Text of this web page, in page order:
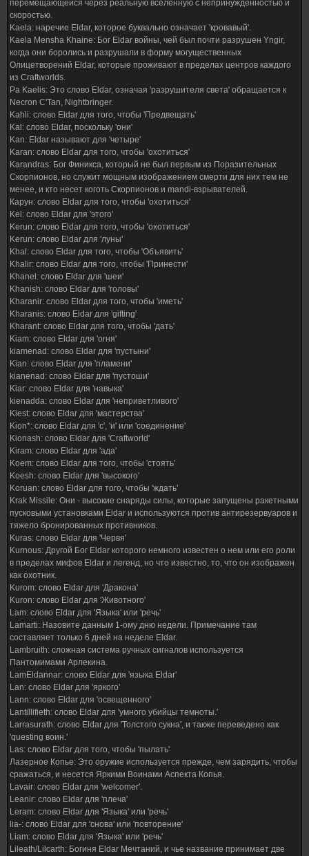
перемещающейся через реальную вселенную с непринужденностью и
скоростью.
Kaela: наречие Eldar, которое буквально означает 'кровавый'.
Kaela Mensha Khaine: Бог Eldar войны, чей был почти разрушен Yngir,
когда они боролись и разрушали в форму могущественных
Олицетворений Eldar, которые проживают в пределах центров каждого
из Craftworlds.
Ра Kaelis: Это слово Eldar, означая 'разрушителя света' обращается к
Necron C'Tan, Nightbringer.
Kahli: слово Eldar для того, чтобы 'Предвещать'
Kal: слово Eldar, поскольку 'они'
Kan: Eldar называют для 'четыре'
Karan: слово Eldar для того, чтобы 'охотиться'
Karandras: Бог Финикса, который не был первым из Поразительных
Скорпионов, но служит мощным изображением смерти для них тем не
менее, и кто несет коготь Скорпионов и mandi-взрывателей.
Карун: слово Eldar для того, чтобы 'охотиться'
Kel: слово Eldar для 'этого'
Kerun: слово Eldar для того, чтобы 'охотиться'
Kerun: слово Eldar для 'луны'
Khal: слово Eldar для того, чтобы 'Объявить'
Khalir: слово Eldar для того, чтобы 'Принести'
Khanel: слово Eldar для 'шеи'
Khanish: слово Eldar для 'головы'
Kharanir: слово Eldar для того, чтобы 'иметь'
Kharanis: слово Eldar для 'gifting'
Kharant: слово Eldar для того, чтобы 'дать'
Kiam: слово Eldar для 'огня'
kiamenad: слово Eldar для 'пустыни'
Kian: слово Eldar для 'пламени'
kianenad: слово Eldar для 'пустоши'
Kiar: слово Eldar для 'навыка'
kienadda: слово Eldar для 'неприветливого'
Kiest: слово Eldar для 'мастерства'
Kion*: слово Eldar для 'с', 'и' или 'соединение'
Kionash: слово Eldar для 'Craftworld'
Kiram: слово Eldar для 'ада'
Koem: слово Eldar для того, чтобы 'стоять'
Koesh: слово Eldar для 'высокого'
Koruan: слово Eldar для того, чтобы 'ждать'
Krak Missile: Они - высокие снаряды силы, которые запущены ракетными
пусковыми установками Eldar и используются против антирезервуаров и
тяжело бронированных противников.
Kuras: слово Eldar для 'Червя'
Kurnous: Другой Бог Eldar которого немного известен о нем или его роли
в пределах мифов Eldar и легенд, но что известно, то, что он изображен
как охотник.
Kurom: слово Eldar для 'Дракона'
Kuron: слово Eldar для 'Животного'
Lam: слово Eldar для 'Языка' или 'речь'
Lamarti: Назовите данным 1-ому дню недели. Примечание там
составляет только 6 дней на неделе Eldar.
Lambruith: сложная система ручных сигналов используется
Пантомимами Арлекина.
LamEldannar: слово Eldar для 'языка Eldar'
Lan: слово Eldar для 'яркого'
Lann: слово Eldar для 'освещенного'
Lantillifieth: слово Eldar для 'умного убийцы темноты.'
Larrasurath: слово Eldar для 'Толстого сукна', и также переведено как
'questing воин.'
Las: слово Eldar для того, чтобы 'пылать'
Лазерное Копье: Это оружие используется прежде, чем зарядить, чтобы
сражаться, и несется Яркими Воинами Аспекта Копья.
Lavair: слово Eldar для 'welcomer'.
Leanir: слово Eldar для 'плеча'
Leram: слово Eldar для 'Языка' или 'речь'
lia-: слово Eldar для 'снова' или 'повторение'
Liam: слово Eldar для 'Языка' или 'речь'
Lileath/Lilcarth: Богиня Eldar Мечтаний, и чье название принимает две